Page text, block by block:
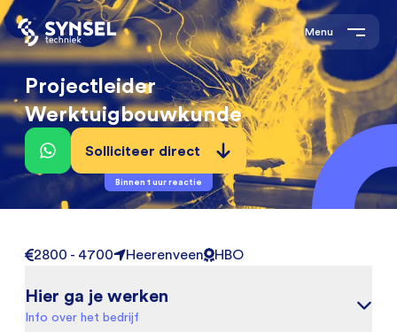
Menu
Projectleider
Werktuigbouwkunde
Solliciteer direct
Binnen 1 uur reactie
2800 - 4700 Heerenveen HBO
Hier ga je werken
Info over het bedrijf